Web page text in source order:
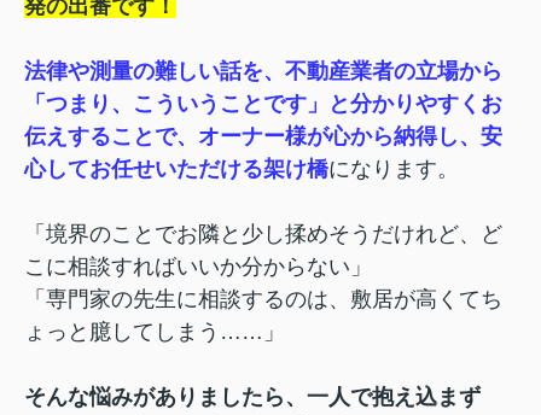
発の出番です！
法律や測量の難しい話を、不動産業者の立場から
「つまり、こういうことです」と分かりやすくお
伝えすることで、オーナー様が心から納得し、安
心してお任せいただける架け橋になります。
「境界のことでお隣と少し揉めそうだけれど、ど
こに相談すればいいか分からない」
「専門家の先生に相談するのは、敷居が高くてち
ょっと臆してしまう……」
そんな悩みがありましたら、一人で抱え込まず